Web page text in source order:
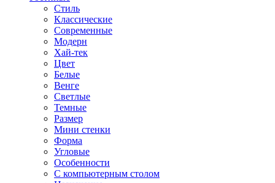
Стиль
Классические
Современные
Модерн
Хай-тек
Цвет
Белые
Венге
Светлые
Темные
Размер
Мини стенки
Форма
Угловые
Особенности
С компьютерным столом